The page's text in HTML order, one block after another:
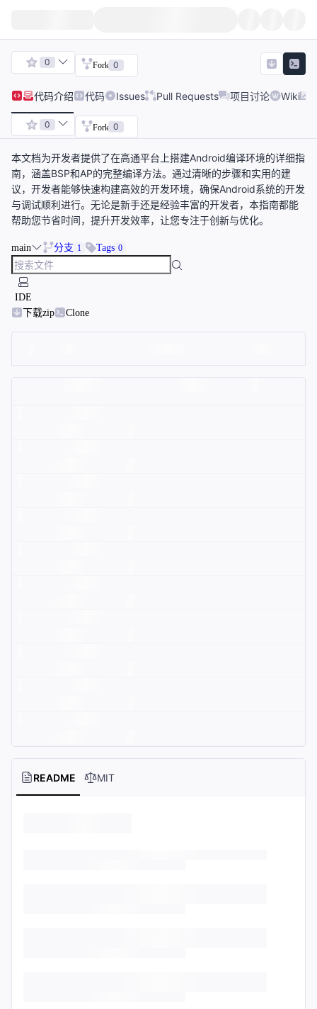
0 Fork 0
代码介绍 代码 Issues Pull Requests 项目讨论 Wiki
0 Fork 0
本文档为开发者提供了在高通平台上搭建Android编译环境的详细指
南，涵盖BSP和AP的完整编译方法。通过清晰的步骤和实用的建
议，开发者能够快速构建高效的开发环境，确保Android系统的开发
与调试顺利进行。无论是新手还是经验丰富的开发者，本指南都能
帮助您节省时间，提升开发效率，让您专注于创新与优化。
main 分支 1 Tags 0
IDE
下载zip
Clone
README MIT